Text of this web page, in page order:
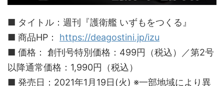
■ タイトル：週刊『護衛艦 いずもをつくる』
■ 商品HP： https://deagostini.jp/izu
■ 価格： 創刊号特別価格：499円（税込）／第2号
以降通常価格：1,990円（税込）
■ 発売日：2021年1月19日(火) ※一部地域により異